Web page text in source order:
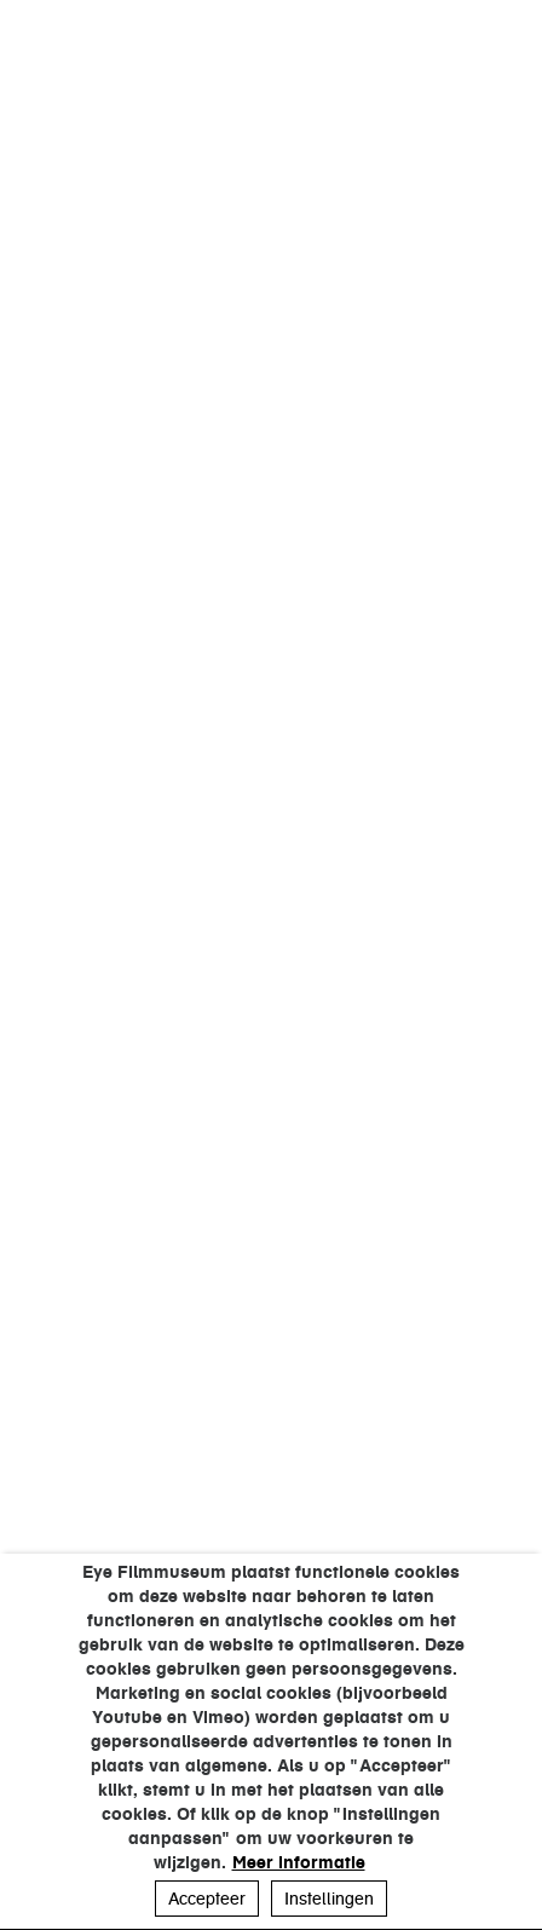
Eye Filmmuseum plaatst functionele cookies
om deze website naar behoren te laten
functioneren en analytische cookies om het
gebruik van de website te optimaliseren. Deze
cookies gebruiken geen persoonsgegevens.
Marketing en social cookies (bijvoorbeeld
Youtube en Vimeo) worden geplaatst om u
gepersonaliseerde advertenties te tonen in
plaats van algemene. Als u op "Accepteer"
klikt, stemt u in met het plaatsen van alle
cookies. Of klik op de knop "Instellingen
aanpassen" om uw voorkeuren te
wijzigen. Meer informatie
Accepteer
Instellingen